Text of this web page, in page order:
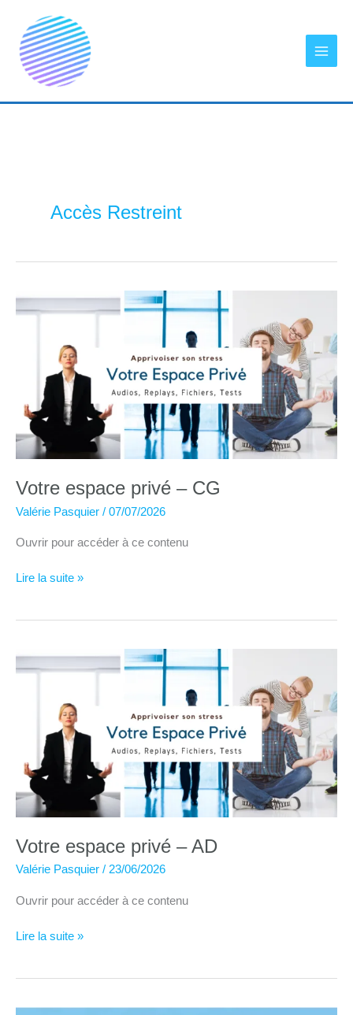
contenu
Accès Restreint
Votre espace privé – CG
Valérie Pasquier / 07/07/2026
Ouvrir pour accéder à ce contenu
Votre
Lire la suite »
Votre espace privé – AD
Valérie Pasquier / 23/06/2026
Ouvrir pour accéder à ce contenu
Votre
AD
Lire la suite »